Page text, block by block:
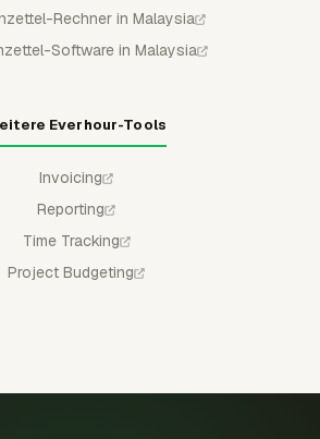
Rechner in Malaysia
Software in Malaysia
Everhour-Tools
Invoicing
Reporting
Time Tracking
Project Budgeting